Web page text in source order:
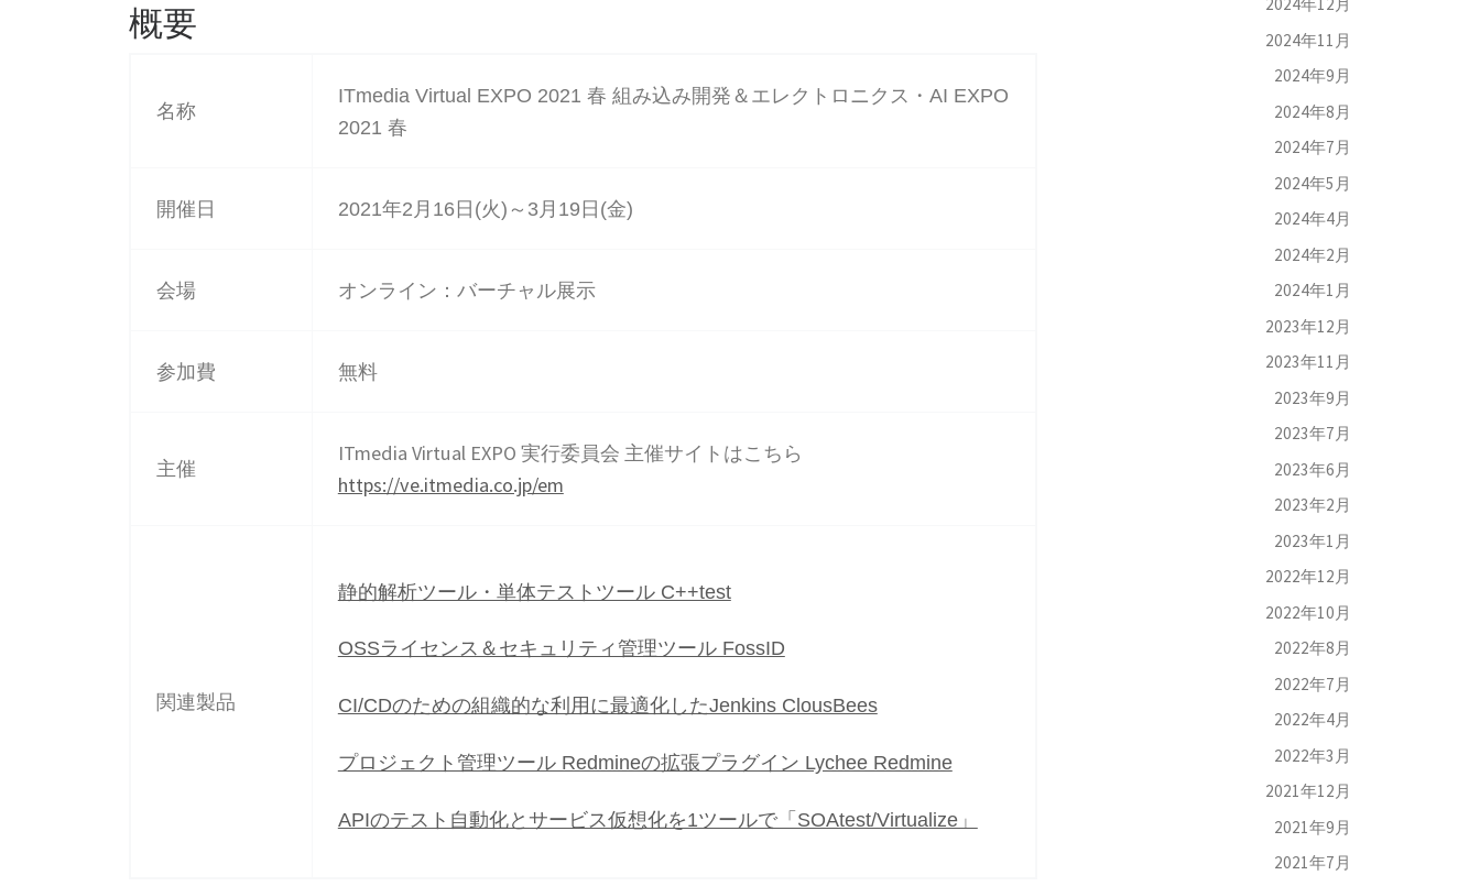
概要
名称
ITmedia Virtual EXPO 2021 春 組み込み開発＆エレクトロニクス・AI EXPO
2021 春
開催日 2021年2月16日(火)～3月19日(金)
会場 オンライン：バーチャル展示
参加費 無料
主催
ITmedia Virtual EXPO 実行委員会 主催サイトはこちら
https://ve.itmedia.co.jp/em
関連製品
静的解析ツール・単体テストツール C++test
OSSライセンス＆セキュリティ管理ツール FossID
CI/CDのための組織的な利用に最適化したJenkins ClousBees
プロジェクト管理ツール Redmineの拡張プラグイン Lychee Redmine
APIのテスト自動化とサービス仮想化を1ツールで「SOAtest/Virtualize」
2024年12月
2024年11月
2024年9月
2024年8月
2024年7月
2024年5月
2024年4月
2024年2月
2024年1月
2023年12月
2023年11月
2023年9月
2023年7月
2023年6月
2023年2月
2023年1月
2022年12月
2022年10月
2022年8月
2022年7月
2022年4月
2022年3月
2021年12月
2021年9月
2021年7月